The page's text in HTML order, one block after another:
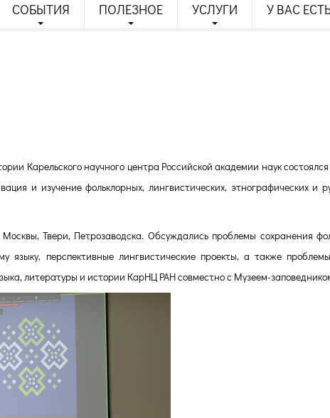
СОБЫТИЯ ПОЛЕЗНОЕ УСЛУГИ У ВАС
Карельского научного центра Российской академии наук
и изучение фольклорных, лингвистических, этнографических и
Твери, Петрозаводска. Обсуждались проблемы сохранения
языку, перспективные лингвистические проекты, а также
литературы и истории КарНЦ РАН совместно с Музеем-